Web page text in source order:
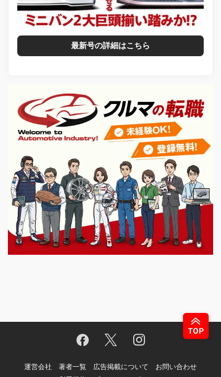
最新号の詳細はこちら
運営会社 著者一覧 広告掲載について
お問い合わせ